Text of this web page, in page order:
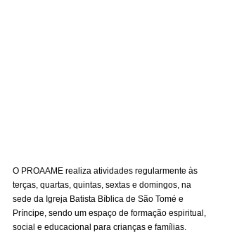
O PROAAME realiza atividades regularmente às
terças, quartas, quintas, sextas e domingos, na
sede da Igreja Batista Bíblica de São Tomé e
Príncipe, sendo um espaço de formação espiritual,
social e educacional para crianças e famílias.